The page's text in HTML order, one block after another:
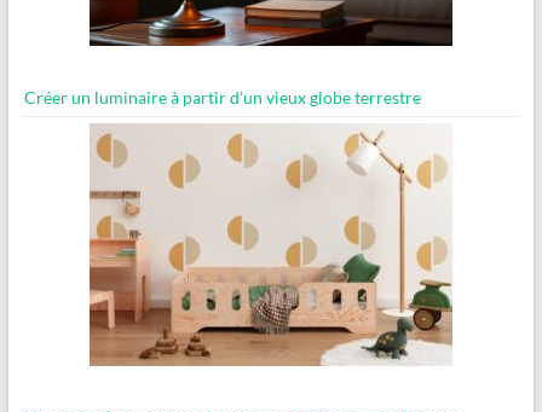
Créer un luminaire à partir d’un vieux globe terrestre